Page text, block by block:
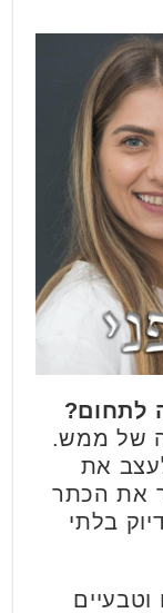
לתחום?
של ממש.
את
את הכתר
בלתי